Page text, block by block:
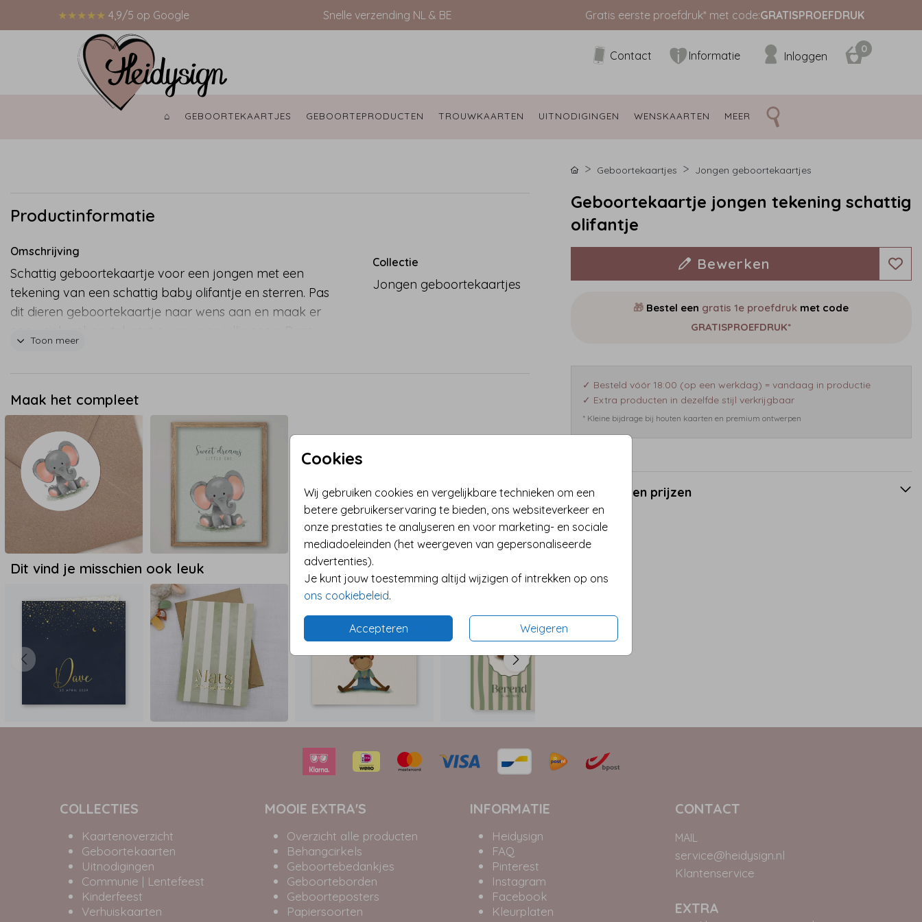
★★★★★ 4,9/5 op Google Snelle verzending NL & BE Gratis eerste proefdruk* met code:GRATISPROEFDRUK
Contact Informatie Inloggen
0
⌂ GEBOORTEKAARTJES GEBOORTEPRODUCTEN TROUWKAARTEN UITNODIGINGEN WENSKAARTEN MEER
Cookies
Wij gebruiken cookies en vergelijkbare technieken om een
betere gebruikerservaring te bieden, ons websiteverkeer en
onze prestaties te analyseren en voor marketing- en sociale
mediadoeleinden (het weergeven van gepersonaliseerde
advertenties).
Je kunt jouw toestemming altijd wijzigen of intrekken op ons
ons cookiebeleid.
Accepteren Weigeren
Productinformatie
Omschrijving
Schattig geboortekaartje voor een jongen met een
tekening van een schattig baby olifantje en sterren. Pas
dit dieren geboortekaartje naar wens aan en maak er
Toon meer
Collectie
Jongen geboortekaartjes
Maak het compleet
Dit vind je misschien ook leuk
Geboortekaartjes Jongen geboortekaartjes
Geboortekaartje jongen tekening schattig
olifantje
Bewerken
🎁 Bestel een gratis 1e proefdruk met code
GRATISPROEFDRUK*
✓ Besteld vóór 18:00 (op een werkdag) = vandaag in productie
✓ Extra producten in dezelfde stijl verkrijgbaar
* Kleine bijdrage bij houten kaarten en premium ontwerpen
Formaten en prijzen
COLLECTIES
Kaartenoverzicht
Geboortekaarten
Uitnodigingen
Communie | Lentefeest
Kinderfeest
Verhuiskaarten
MOOIE EXTRA'S
Overzicht alle producten
Behangcirkels
Geboortebedankjes
Geboorteborden
Geboorteposters
Papiersoorten
INFORMATIE
Heidysign
FAQ
Pinterest
Instagram
Facebook
Kleurplaten
CONTACT
MAIL
service@heidysign.nl
Klantenservice
EXTRA